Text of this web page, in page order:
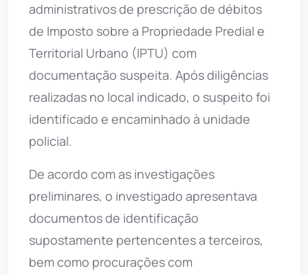
administrativos de prescrição de débitos
de Imposto sobre a Propriedade Predial e
Territorial Urbano (IPTU) com
documentação suspeita. Após diligências
realizadas no local indicado, o suspeito foi
identificado e encaminhado à unidade
policial.
De acordo com as investigações
preliminares, o investigado apresentava
documentos de identificação
supostamente pertencentes a terceiros,
bem como procurações com